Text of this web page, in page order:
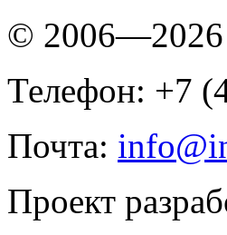
© 2006—2026
Телефон: +7
Почта:
Проект